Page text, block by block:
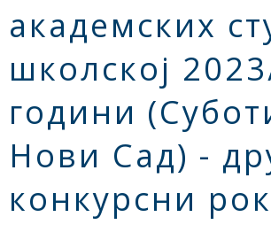
академских
школској
години
Нови Сад) -
конкурсни рок